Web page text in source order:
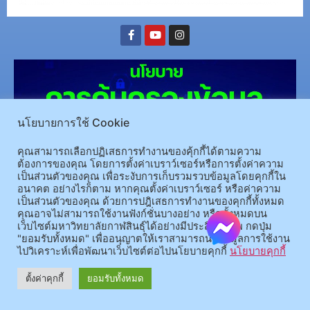
(อ.นามน)13 หมู่ 14 ต.สงเปลือย อ.นามน จ.กาฬสินธุ์ 46230โทรศัพท์ : 043-602-055 โทรสาร :
043-602-044
(อ.เมือง)62/1 ถ.เกษตรสมบูรณ์ ต.กาฬสินธุ์ อ.เมือง จ.กาฬสินธุ์ 46000โทรศัพท์ 043-811128 08-
64584360 โทรสาร 043-813070
© 2025 All rights Reserved.
นโยบายการใช้ Cookie
คุณสามารถเลือกปฏิเสธการทำงานของคุ้กกี้ได้ตามความ
ต้องการของคุณ โดยการตั้งค่าเบราว์เซอร์หรือการตั้งค่าความ
เป็นส่วนตัวของคุณ เพื่อระงับการเก็บรวมรวบข้อมูลโดยคุกกี้ใน
อนาคต อย่างไรก็ตาม หากคุณตั้งค่าเบราว์เซอร์ หรือค่าความ
เป็นส่วนตัวของคุณ ด้วยการปฎิเสธการทำงานของคุกกี้ทั้งหมด
คุณอาจไม่สามารถใช้งานฟังก์ชั่นบางอย่าง หรือทั้งหมดบน
เว็บไซต์มหาวิทยาลัยกาฬสินธุ์ได้อย่างมีประสิทธิภาพ กดปุ่ม
"ยอมรับทั้งหมด" เพื่ออนุญาตให้เราสามารถนำข้อมูลการใช้งาน
ไปวิเคราะห์เพื่อพัฒนาเว็บไซต์ต่อไปนโยบายคุกกี้ นโยบายคุกกี้
ตั้งค่าคุกกี้ ยอมรับทั้งหมด